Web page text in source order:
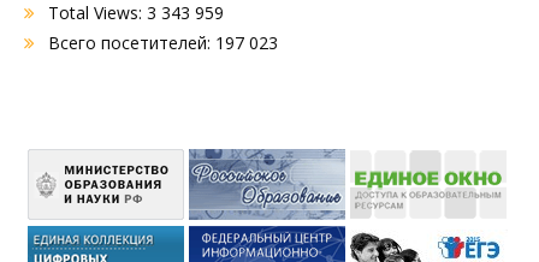
Total Views: 3 343 959
Всего посетителей: 197 023